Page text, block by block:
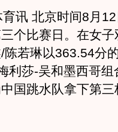
讯 北京时间8月12
个比赛日。在女
陈若琳以363.54分
利莎-吴和墨西哥
国跳水队拿下第三